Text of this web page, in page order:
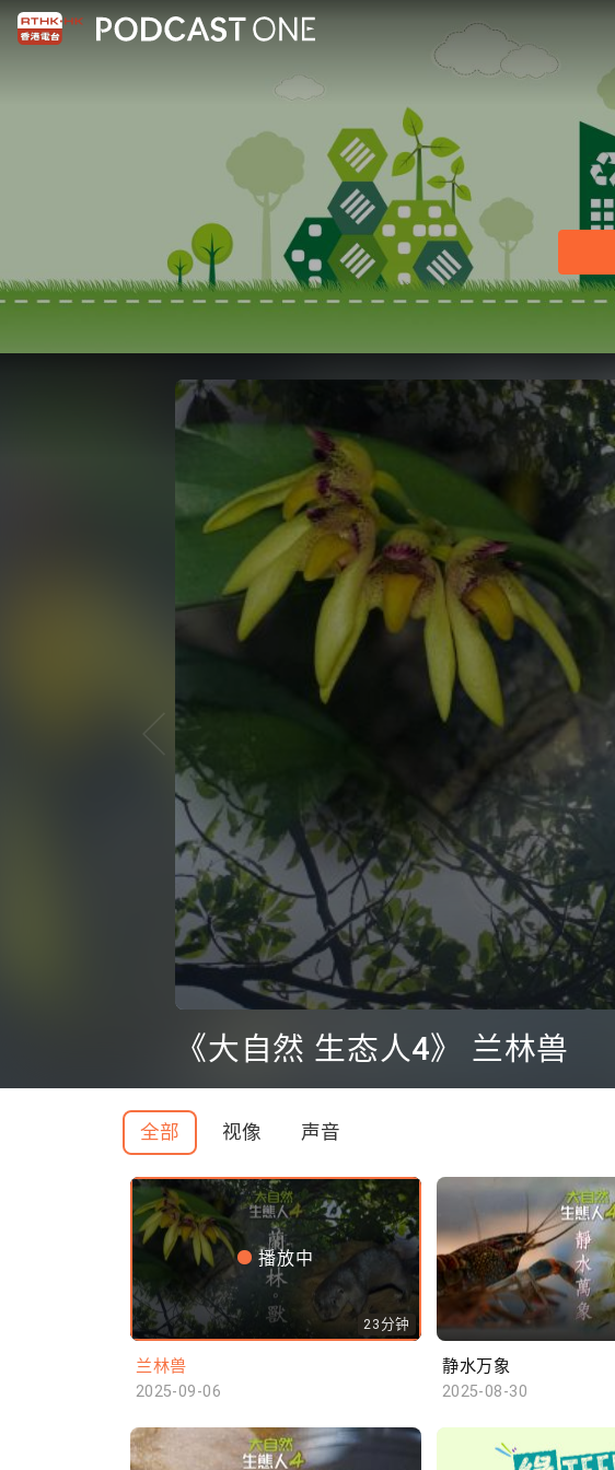
seconds
secondsVolume
《大自然 生态人4》 兰林兽
全部 视像 声音
播放中
23分钟
兰林兽
2025-09-06
静水万象
2025-08-30